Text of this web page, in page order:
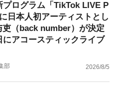
プログラム「TikTok LIVE P
日本人初アーティストとし
吏（back number）が決定
アコースティックライブ
部 2026/8/5